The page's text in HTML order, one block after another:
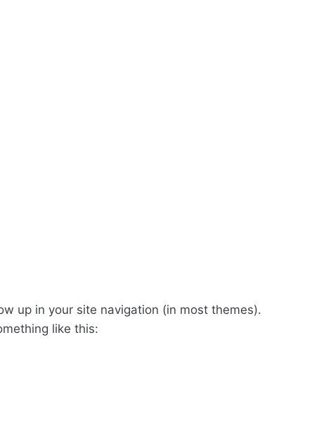
up in your site navigation (in most themes).
like this: